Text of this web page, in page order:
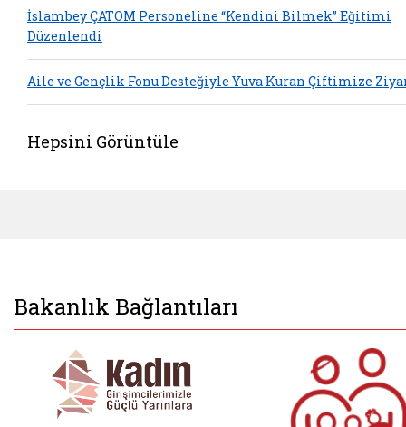
İslambey ÇATOM Personeline “Kendini Bilmek” Eğitimi
Düzenlendi
Aile ve Gençlik Fonu Desteğiyle Yuva Kuran Çiftimize
Hepsini Görüntüle
Bakanlık Bağlantıları